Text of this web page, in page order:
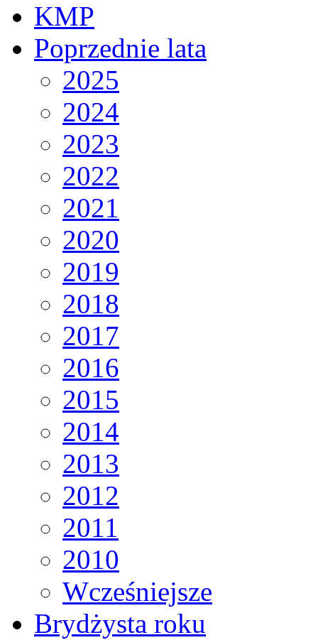
KMP
Poprzednie lata
2025
2024
2023
2022
2021
2020
2019
2018
2017
2016
2015
2014
2013
2012
2011
2010
Wcześniejsze
Brydżysta roku